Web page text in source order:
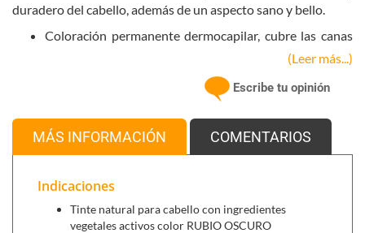
duradero del cabello, además de un aspecto sano y bello.
Coloración permanente dermocapilar, cubre las canas
Sin olor, minimiza picores y resecamiento.
Confort óptimo del cuero cabelludo, suavidad y
respeto, con skin barrier ω9.
Cabello más joven y fuerte, serúm con keratina liquida
y ceramidas.
Reduce la rotura del cabello un 80%.
Desarrollado bajo control dermatológico.
Con ingredientes naturales y orgánicos.
(Leer más...)
Escribe tu opinión
MÁS INFORMACIÓN COMENTARIOS
Indicaciones
Tinte natural para cabello con ingredientes
vegetales activos color RUBIO OSCURO